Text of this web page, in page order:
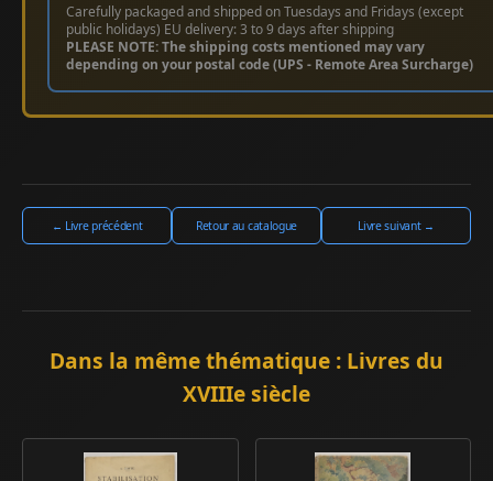
Carefully packaged and shipped on Tuesdays and Fridays (except
public holidays) EU delivery: 3 to 9 days after shipping
PLEASE NOTE: The shipping costs mentioned may vary
depending on your postal code (UPS - Remote Area Surcharge)
← Livre précédent Retour au catalogue Livre suivant →
Dans la même thématique : Livres du
XVIIIe siècle